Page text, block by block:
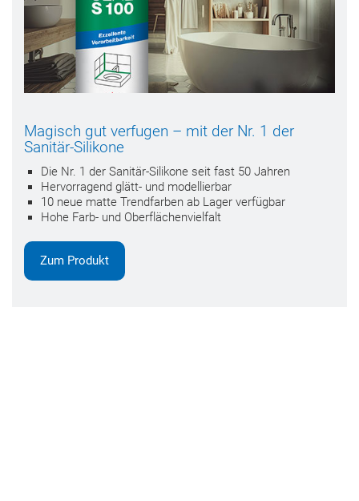
Magisch gut verfugen – mit der Nr. 1 der
Sanitär-Silikone
Die Nr. 1 der Sanitär-Silikone seit fast 50 Jahren
Hervorragend glätt- und modellierbar
10 neue matte Trendfarben ab Lager verfügbar
Hohe Farb- und Oberflächenvielfalt
Zum Produkt